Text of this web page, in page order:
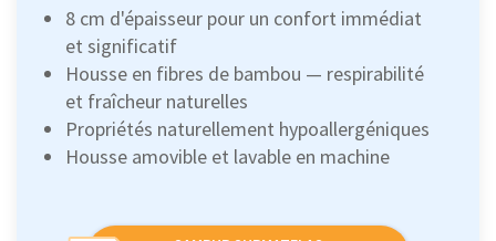
8 cm d'épaisseur pour un confort immédiat
et significatif
Housse en fibres de bambou — respirabilité
et fraîcheur naturelles
Propriétés naturellement hypoallergéniques
Housse amovible et lavable en machine